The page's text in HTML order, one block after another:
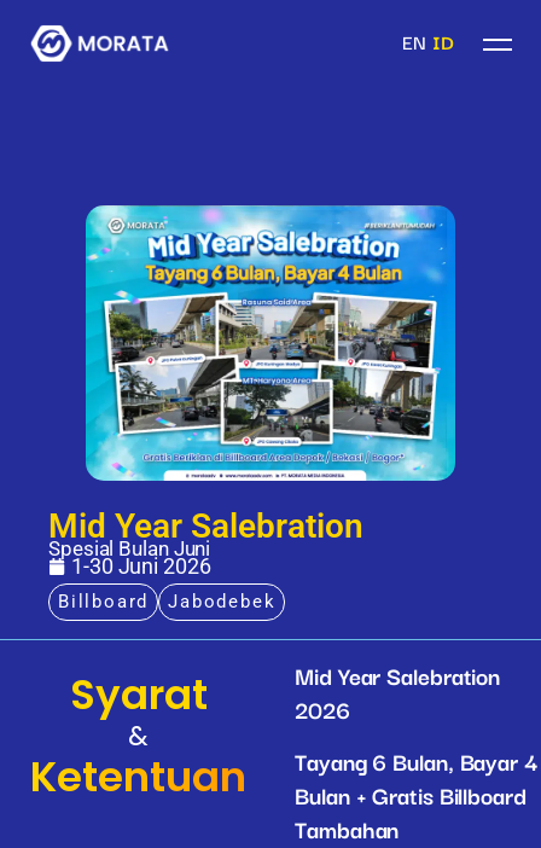
EN ID
Mid Year Salebration
Spesial Bulan Juni
1-30 Juni 2026
Billboard Jabodebek
Syarat
&
Ketentuan
Mid Year Salebration
2026
Tayang 6 Bulan, Bayar 4
Bulan + Gratis Billboard
Tambahan